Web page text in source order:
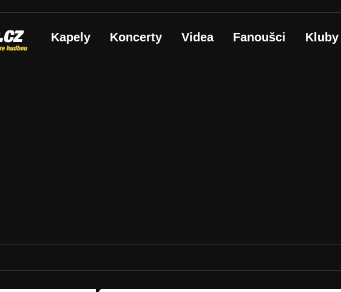
Kapely Koncerty Videa Fanoušci Kluby